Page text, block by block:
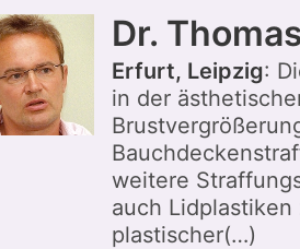
Dr.
Erfurt, Leipzig:
in der
weitere
auch
plastischer(…)